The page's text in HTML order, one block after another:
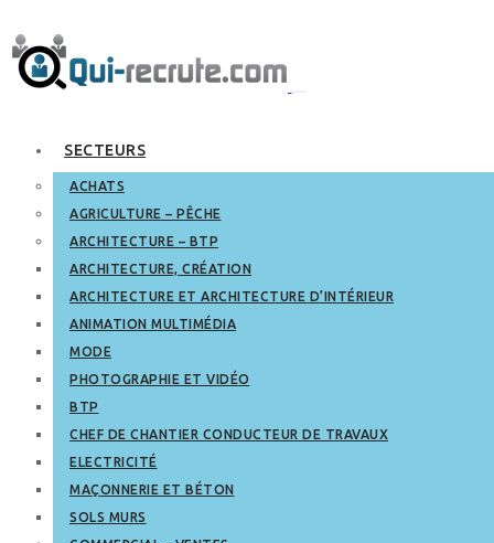
SECTEURS
ACHATS
AGRICULTURE – PÊCHE
ARCHITECTURE – BTP
ARCHITECTURE, CRÉATION
ARCHITECTURE ET ARCHITECTURE D’INTÉRIEUR
ANIMATION MULTIMÉDIA
MODE
PHOTOGRAPHIE ET VIDÉO
BTP
CHEF DE CHANTIER CONDUCTEUR DE TRAVAUX
ELECTRICITÉ
MAÇONNERIE ET BÉTON
SOLS MURS